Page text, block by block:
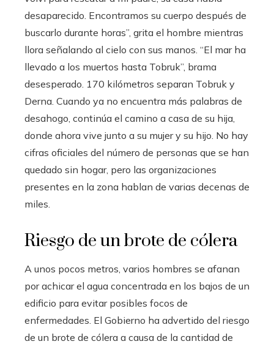
desaparecido. Encontramos su cuerpo después de
buscarlo durante horas”, grita el hombre mientras
llora señalando al cielo con sus manos. “El mar ha
llevado a los muertos hasta Tobruk”, brama
desesperado. 170 kilómetros separan Tobruk y
Derna. Cuando ya no encuentra más palabras de
desahogo, continúa el camino a casa de su hija,
donde ahora vive junto a su mujer y su hijo. No hay
cifras oficiales del número de personas que se han
quedado sin hogar, pero las organizaciones
presentes en la zona hablan de varias decenas de
miles.
Riesgo de un brote de cólera
A unos pocos metros, varios hombres se afanan
por achicar el agua concentrada en los bajos de un
edificio para evitar posibles focos de
enfermedades. El Gobierno ha advertido del riesgo
de un brote de cólera a causa de la cantidad de